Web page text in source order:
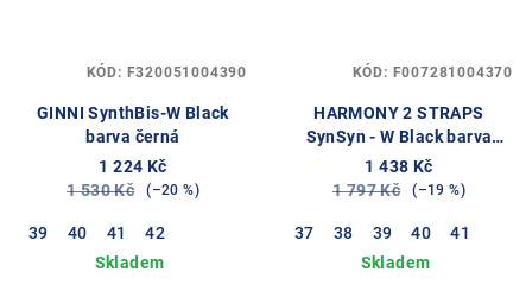
GINNI SynthBis-W Black
barva černá
1 224 Kč
1 530 Kč
(–20 %)
39 40 41 42
KÓD: F320051004390
HARMONY 2 STRAPS
SynSyn - W Black barva
černá
1 438 Kč
1 797 Kč
(–19 %)
37 38 39 40 41
KÓD: F007281004370